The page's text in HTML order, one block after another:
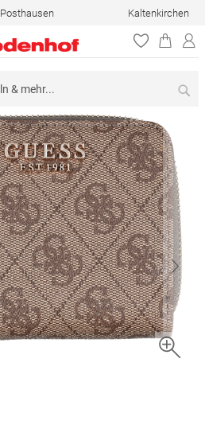
Posthausen Kaltenkirchen